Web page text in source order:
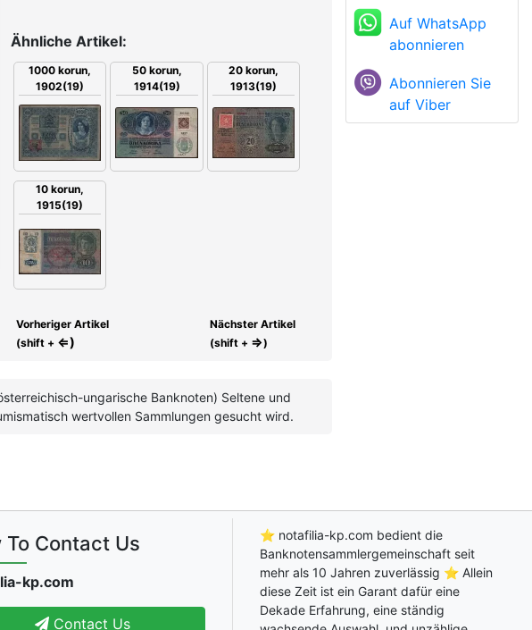
Ähnliche Artikel:
1000 korun,
1902(19)
50 korun,
1914(19)
20 korun,
1913(19)
10 korun,
1915(19)
Vorheriger Artikel
(shift + ⇐)
Nächster Artikel
(shift + ⇒)
ungarische Banknoten) Seltene und
wertvollen Sammlungen gesucht wird.
Auf WhatsApp
abonnieren
Abonnieren Sie
auf Viber
To Contact Us
kp.com
Contact Us
⭐ notafilia-kp.com bedient die
Banknotensammlergemeinschaft seit
mehr als 10 Jahren zuverlässig ⭐ Allein
diese Zeit ist ein Garant dafür eine
Dekade Erfahrung, eine ständig